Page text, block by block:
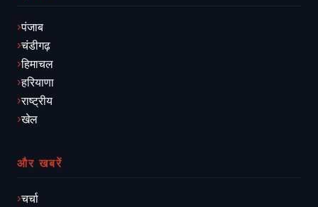
पंजाब
चंडीगढ़
हिमाचल
हरियाणा
राष्ट्रीय
खेल
और खबरें
चर्चा